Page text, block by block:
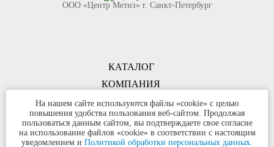
КОМПАНИЯ
ООО «Центр Метиз» г. Санкт-Петербург
КАТАЛОГ
КОНТАКТЫ
©ООО «Центр Метиз» 2000-2026
Все права защищены
Политика конфиденциальности
На нашем сайте используются файлы «cookie» с целью
повышения удобства пользования веб-сайтом. Продолжая
пользоваться данным сайтом, вы подтверждаете свое согласие
на использование файлов «cookie» в соответствии с настоящим
уведомлением и Политикой обработки персональных данных.